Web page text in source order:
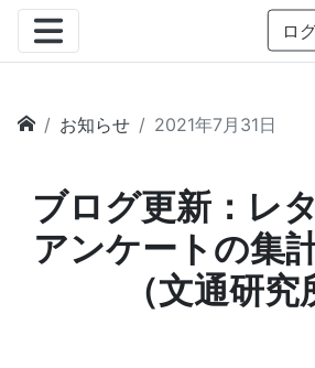
ロ
お知らせ 2021年7月31日
ブログ更新：レ
アンケートの集
（文通研究